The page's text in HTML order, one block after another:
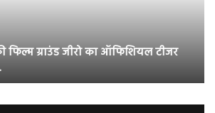
फिल्म ग्राउंड जीरो का ऑफिशियल टीजर